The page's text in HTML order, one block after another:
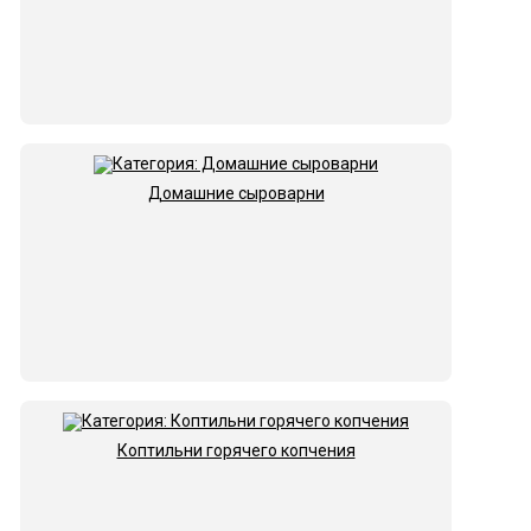
Домашние сыроварни
Коптильни горячего копчения